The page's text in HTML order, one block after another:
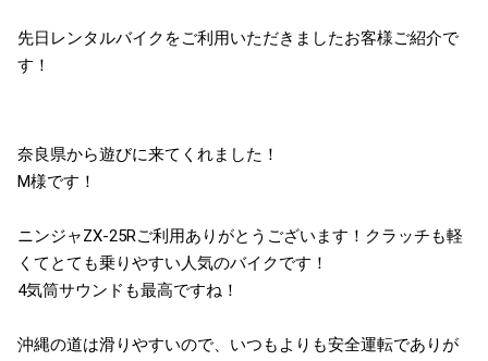
先日レンタルバイクをご利用いただきましたお客様ご紹介で
す！
奈良県から遊びに来てくれました！
M様です！
ニンジャZX-25Rご利用ありがとうございます！クラッチも軽
くてとても乗りやすい人気のバイクです！
4気筒サウンドも最高ですね！
沖縄の道は滑りやすいので、いつもよりも安全運転でありが